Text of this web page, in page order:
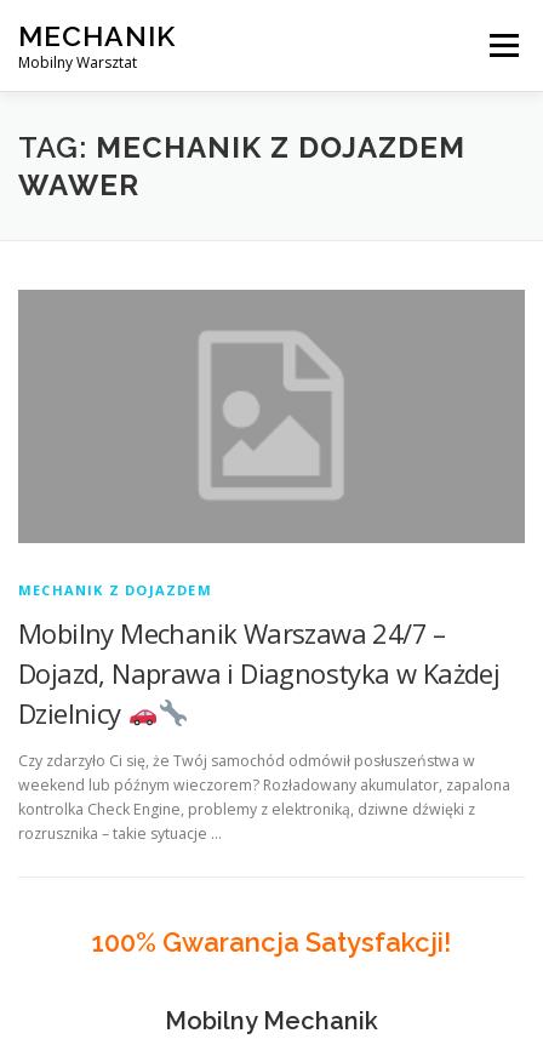
content
MECHANIK
Mobilny Warsztat
Menu
MOBILNY MECHANIK ELEKTRYK SAMOCHODOWY
TAG: MECHANIK Z DOJAZDEM
WAWER
MECHANIK Z DOJAZDEM
Mobilny Mechanik Warszawa 24/7 –
Dojazd, Naprawa i Diagnostyka w Każdej
Dzielnicy
Czy zdarzyło Ci się, że Twój samochód odmówił posłuszeństwa w
weekend lub późnym wieczorem? Rozładowany akumulator, zapalona
kontrolka Check Engine, problemy z elektroniką, dziwne dźwięki z
rozrusznika – takie sytuacje …
100% Gwarancja Satysfakcji!
Mobilny Mechanik